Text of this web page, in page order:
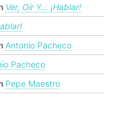
Ver, Oír Y… ¡hablar!
Antonio Pacheco
Pacheco
Pepe Maestro